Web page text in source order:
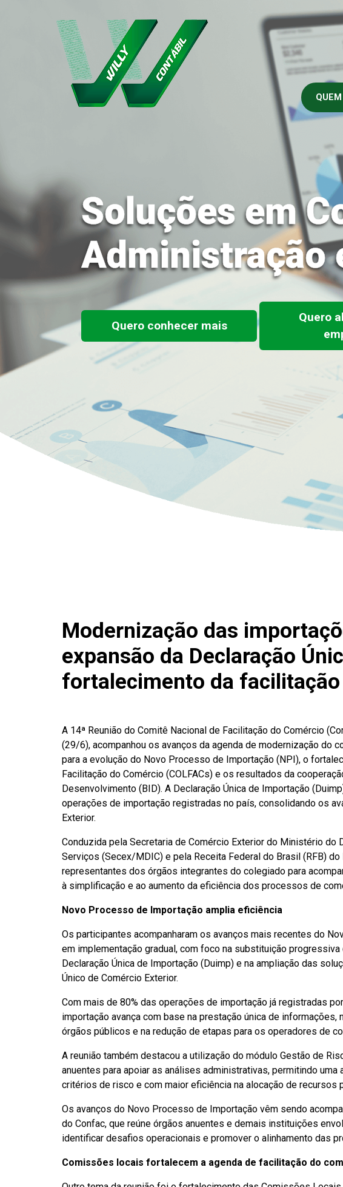
Soluções em
Administração
Quero conhecer mais
Quero
Modernização das
expansão da Declaração
fortalecimento da
A 14ª Reunião do Comitê Nacional de Facilitação do Comércio
(29/6), acompanhou os avanços da agenda de modernização do
para a evolução do Novo Processo de Importação (NPI), o
Facilitação do Comércio (COLFACs) e os resultados da
Desenvolvimento (BID). A Declaração Única de Importação
operações de importação registradas no país, consolidando os
Exterior.
Conduzida pela Secretaria de Comércio Exterior do Ministério do
Serviços (Secex/MDIC) e pela Receita Federal do Brasil (RFB)
representantes dos órgãos integrantes do colegiado para
à simplificação e ao aumento da eficiência dos processos de
Novo Processo de Importação amplia eficiência
Os participantes acompanharam os avanços mais recentes do
em implementação gradual, com foco na substituição
Declaração Única de Importação (Duimp) e na ampliação das
Único de Comércio Exterior.
Com mais de 80% das operações de importação já registradas
importação avança com base na prestação única de
órgãos públicos e na redução de etapas para os operadores de
A reunião também destacou a utilização do módulo Gestão de
anuentes para apoiar as análises administrativas, permitindo uma
critérios de risco e com maior eficiência na alocação de recursos
Os avanços do Novo Processo de Importação vêm sendo
do Confac, que reúne órgãos anuentes e demais instituições
identificar desafios operacionais e promover o alinhamento das
Comissões locais fortalecem a agenda de facilitação do